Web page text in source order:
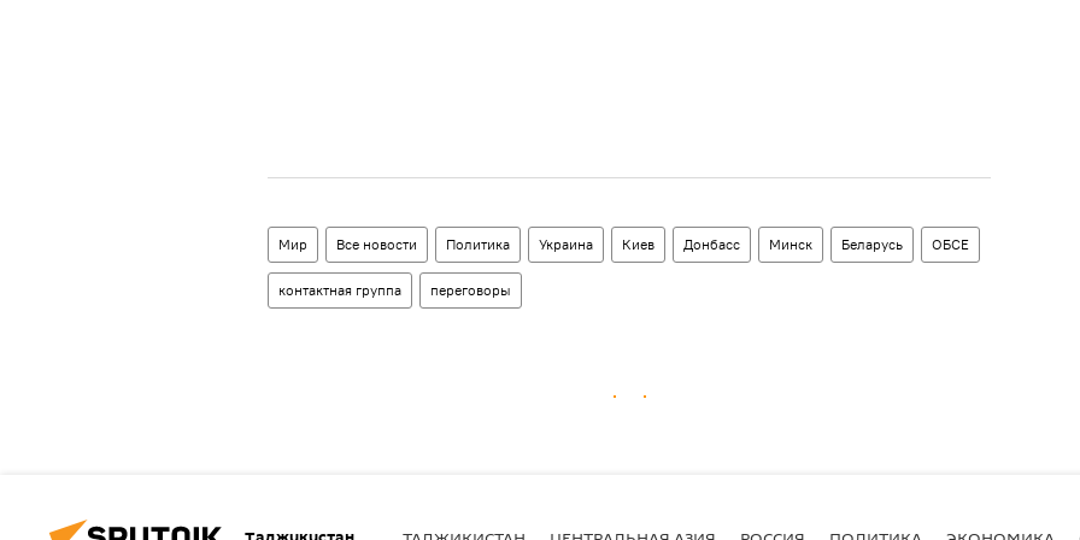
Мир Все новости Политика Украина Киев Донбасс Минск Беларусь ОБСЕ
контактная группа переговоры